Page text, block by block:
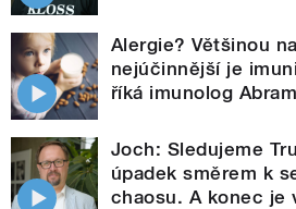
Alergie? Většinou
nejúčinnější je
říká imunolog
Joch: Sledujeme
úpadek směrem k
chaosu. A konec je